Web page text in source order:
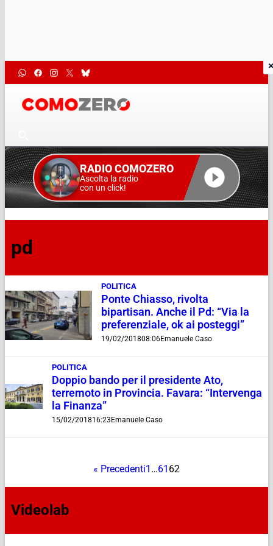
RADIO COMOZERO
Ascolta la radio
con un click!
pd
POLITICA
Ponte Chiasso, rivolta
bipartisan. Anche il Pd: “Via la
preferenziale, ok ai posteggi”
19/02/201808:06Emanuele Caso
POLITICA
Doppio bando per il presidente Ato,
terremoto in Provincia. Favara: “Intervenga
la Finanza”
15/02/201816:23Emanuele Caso
« Precedenti1 …61 62
Videolab